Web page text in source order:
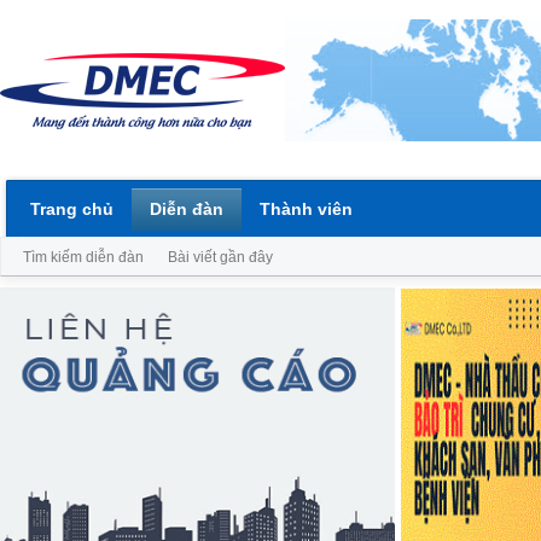
Trang chủ Diễn đàn
Tìm kiếm diễn đàn Bài viết gần đây
Thành viên